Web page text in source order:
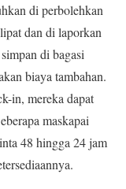
di perbolehkan
dan di laporkan
di bagasi
biaya tambahan.
in, mereka dapat
maskapai
48 hingga 24 jam